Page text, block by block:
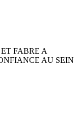
FABRE A
AU SEIN